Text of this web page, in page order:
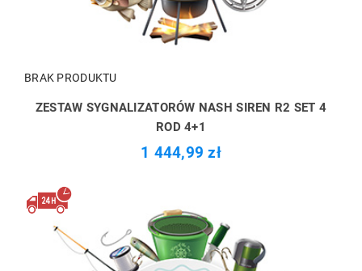
BRAK PRODUKTU
ZESTAW SYGNALIZATORÓW NASH SIREN R2 SET 4
ROD 4+1
1 444,99 zł